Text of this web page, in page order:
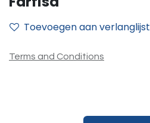
Toevoegen aan verlanglijst
Terms and Conditions